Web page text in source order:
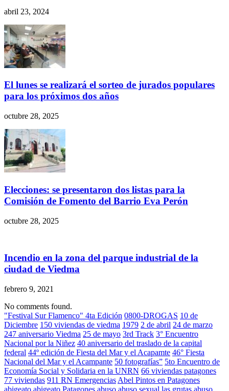
abril 23, 2024
El lunes se realizará el sorteo de jurados populares
para los próximos dos años
octubre 28, 2025
Elecciones: se presentaron dos listas para la
Comisión de Fomento del Barrio Eva Perón
octubre 28, 2025
Incendio en la zona del parque industrial de la
ciudad de Viedma
febrero 9, 2021
No comments found.
"Festival Sur Flamenco" 4ta Edición 0800-DROGAS 10 de
Diciembre 150 viviendas de viedma 1979 2 de abril 24 de marzo
247 aniversario Viedma 25 de mayo 3rd Track 3° Encuentro
Nacional por la Niñez 40 aniversario del traslado de la capital
federal 44º edición de Fiesta del Mar y el Acapamte 46° Fiesta
Nacional del Mar y el Acampante 50 fotografías” 5to Encuentro de
Economía Social y Solidaria en la UNRN 66 viviendas patagones
77 viviendas 911 RN Emergencias Abel Pintos en Patagones
abigeato abigeato Patagones abuso abuso sexual las grutas abuso